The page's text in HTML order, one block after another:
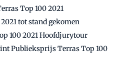
Top 100 2021
tot stand gekomen
100 2021 Hoofdjurytour
Publieksprijs Terras Top 100